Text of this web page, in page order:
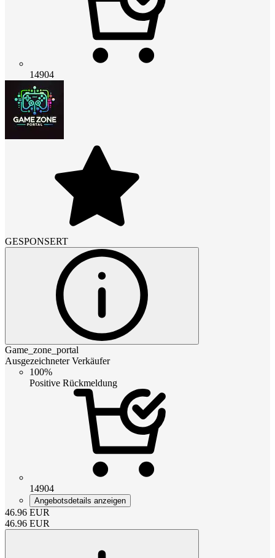
14904
GESPONSERT
Game_zone_portal
Ausgezeichneter Verkäufer
100%
Positive Rückmeldung
14904
Angebotsdetails anzeigen
46.96 EUR
46.96 EUR